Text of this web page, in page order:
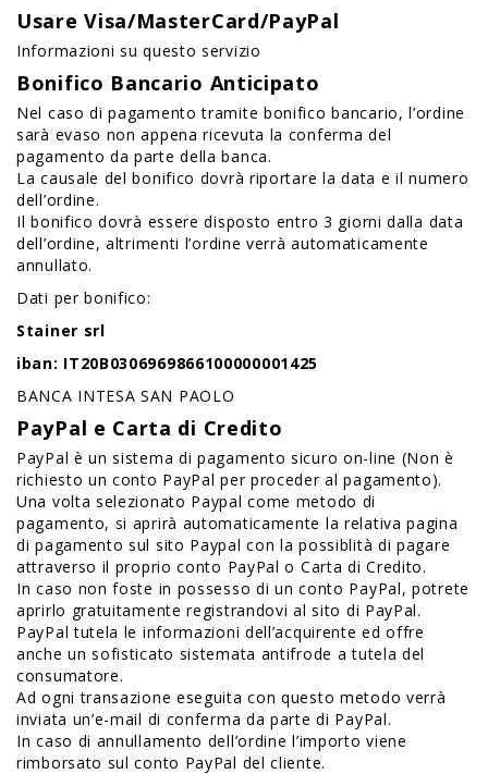
Usare Visa/MasterCard/PayPal
Informazioni su questo servizio
Bonifico Bancario Anticipato
Nel caso di pagamento tramite bonifico bancario, l’ordine
sarà evaso non appena ricevuta la conferma del
pagamento da parte della banca.
La causale del bonifico dovrà riportare la data e il numero
dell’ordine.
Il bonifico dovrà essere disposto entro 3 giorni dalla data
dell’ordine, altrimenti l’ordine verrà automaticamente
annullato.
Dati per bonifico:
Stainer srl
iban: IT20B0306969866100000001425
BANCA INTESA SAN PAOLO
PayPal e Carta di Credito
PayPal è un sistema di pagamento sicuro on-line (Non è
richiesto un conto PayPal per proceder al pagamento).
Una volta selezionato Paypal come metodo di
pagamento, si aprirà automaticamente la relativa pagina
di pagamento sul sito Paypal con la possiblità di pagare
attraverso il proprio conto PayPal o Carta di Credito.
In caso non foste in possesso di un conto PayPal, potrete
aprirlo gratuitamente registrandovi al sito di PayPal.
PayPal tutela le informazioni dell’acquirente ed offre
anche un sofisticato sistemata antifrode a tutela del
consumatore.
Ad ogni transazione eseguita con questo metodo verrà
inviata un’e-mail di conferma da parte di PayPal.
In caso di annullamento dell’ordine l’importo viene
rimborsato sul conto PayPal del cliente.